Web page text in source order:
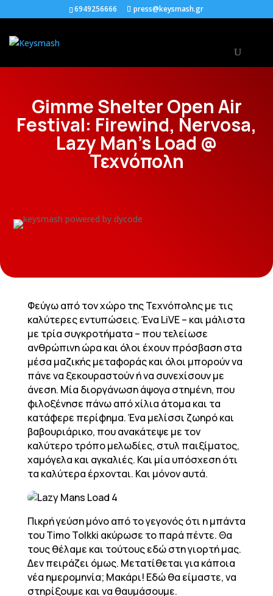
6949256666 press@keysmash.gr
Gimme Shelter Open Air
Festival: Firewind, Nervosa,
Lazy Man’s Load @
Τεχνόπολη
Φεύγω από τον χώρο της Τεχνόπολης με τις
καλύτερες εντυπώσεις. Ένα LiVE – και μάλιστα
με τρία συγκροτήματα – που τελείωσε
ανθρώπινη ώρα και όλοι έχουν πρόσβαση στα
μέσα μαζικής μεταφοράς και όλοι μπορούν να
πάνε να ξεκουραστούν ή να συνεχίσουν με
άνεση. Μία διοργάνωση άψογα στημένη, που
φιλοξένησε πάνω από χίλια άτομα και τα
κατάφερε περίφημα. Ένα μελίσσι ζωηρό και
βαβουριάρικο, που ανακάτεψε με τον
καλύτερο τρόπο μελωδίες, στυλ παιξίματος,
χαμόγελα και αγκαλιές. Και μία υπόσχεση ότι
τα καλύτερα έρχονται. Και μόνον αυτά.
Πικρή γεύση μόνο από το γεγονός ότι η μπάντα
του Timo Tolkki ακύρωσε το παρά πέντε. Θα
τους θέλαμε και τούτους εδώ στη γιορτή μας.
Δεν πειράζει όμως. Μετατίθεται για κάποια
νέα ημερομηνία; Μακάρι! Εδώ θα είμαστε, να
στηρίξουμε και να θαυμάσουμε.